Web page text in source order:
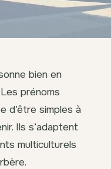
bien en
prénoms
d’être simples à
Ils s’adaptent
multiculturels